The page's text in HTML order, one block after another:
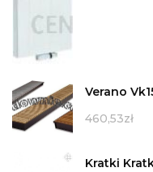
Verano
460,53zł
Kratki